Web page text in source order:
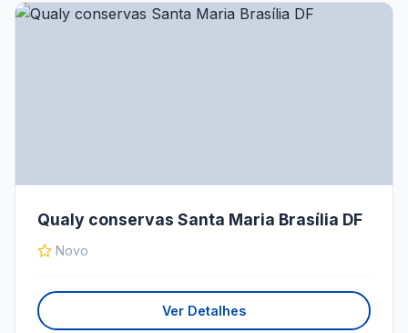
Qualy conservas Santa Maria Brasília DF
Novo
Ver Detalhes